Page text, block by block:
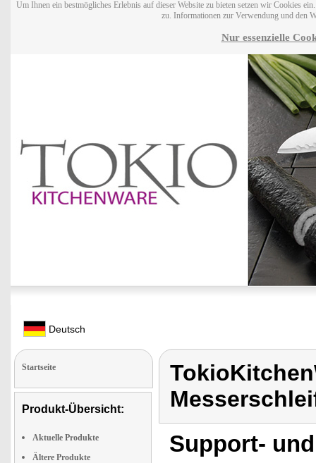
Um Ihnen ein bestmögliches Erlebnis auf dieser Website zu bieten setzen wir Cookies
zu. Informationen zur Verwendung und den
Nur essenzielle
Deutsch
Startseite
Produkt-Übersicht:
Aktuelle Produkte
Ältere Produkte
Support-